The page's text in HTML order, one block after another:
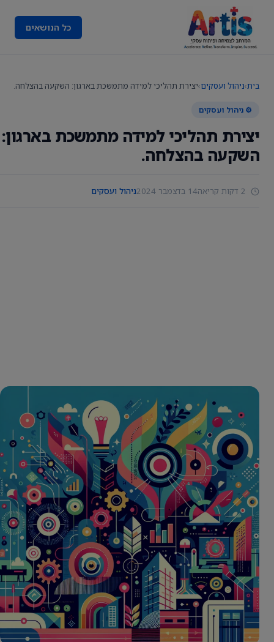
כל הנושאים
בית›ניהול ועסקים›יצירת תהליכי למידה מתמשכת בארגון: השקעה בהצלחה.
⚙️ ניהול ועסקים
יצירת תהליכי למידה מתמשכת בארגון:
השקעה בהצלחה.
14 בדצמבר 2024 ניהול ועסקים